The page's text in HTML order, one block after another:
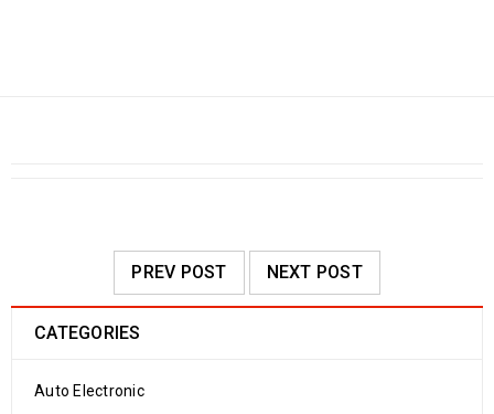
PREV POST NEXT POST
CATEGORIES
Auto Electronic